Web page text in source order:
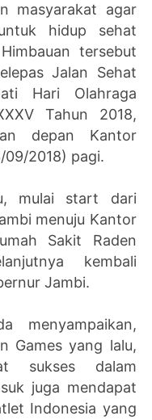
masyarakat agar
hidup sehat
tersebut
Jalan Sehat
Hari Olahraga
Tahun 2018,
depan Kantor
09/2018) pagi.
mulai start dari
menuju Kantor
Sakit Raden
kembali
Jambi.
menyampaikan,
Games yang lalu,
sukses dalam
juga mendapat
Indonesia yang